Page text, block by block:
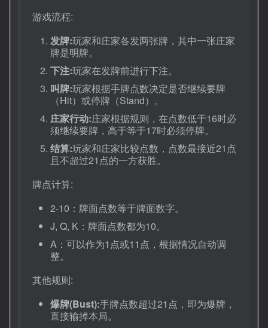
游戏流程:
发牌:玩家和庄家各发两张牌，其中一张庄家
牌是明牌。
下注:玩家在发牌前进行下注。
叫牌:玩家根据手牌点数决定是否继续要牌
（Hit）或停牌（Stand）。
庄家行动:庄家根据规则，在点数低于16时必
须继续要牌，高于等于17时必须停牌。
结算:玩家和庄家比较点数，点数最接近21点
且不超过21点的一方获胜。
牌点计算:
2-10：牌面点数等于牌面数字。
J, Q, K：牌面点数都为10。
A：可以作为1点或11点，根据情况自动调
整。
其他规则:
爆牌(Bust):手牌点数超过21点，即为爆牌，
直接输掉本局。